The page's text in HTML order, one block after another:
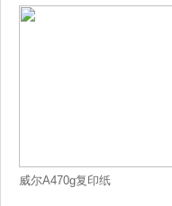
威尔A470g复印纸